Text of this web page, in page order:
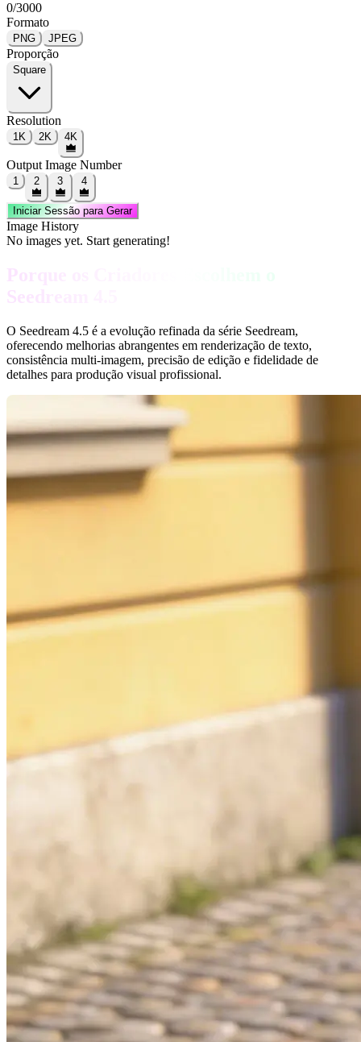
0/3000
Formato
PNG JPEG
Proporção
Square
Resolution
1K 2K 4K
Output Image Number
1 2 3 4
Iniciar Sessão para Gerar
Image History
No images yet. Start generating!
Porque os Criadores Escolhem o
Seedream 4.5
O Seedream 4.5 é a evolução refinada da série Seedream,
oferecendo melhorias abrangentes em renderização de texto,
consistência multi-imagem, precisão de edição e fidelidade de
detalhes para produção visual profissional.